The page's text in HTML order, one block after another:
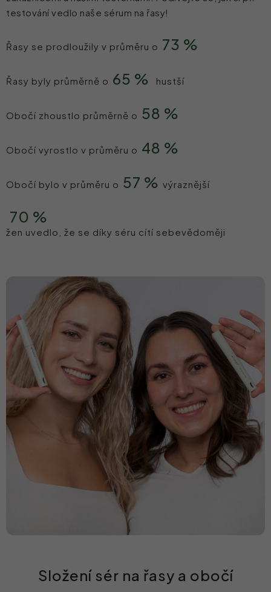
testování vedlo naše sérum na řasy!
Řasy se prodloužily v průměru o 73 %
Řasy byly průměrně o 65 % hustší
Obočí zhoustlo průměrně o 58 %
Obočí vyrostlo v průměru o 48 %
Obočí bylo v průměru o 57 % výraznější
70 %
žen uvedlo, že se díky séru cítí sebevědoměji
Složení sér na řasy a obočí